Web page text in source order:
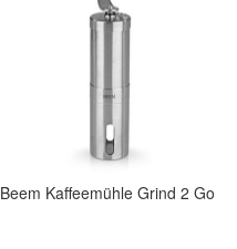
Beem Kaffeemühle Grind 2 Go